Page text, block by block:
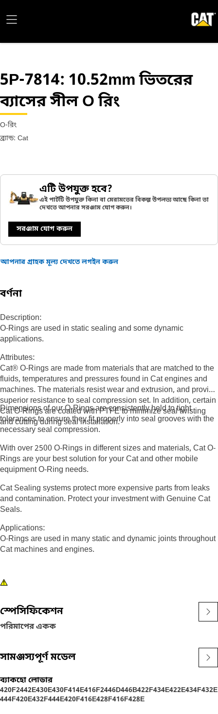
5P-7814: 10.52mm ভিতরের
ব্যাসের সীল O রিং
O-রিং
ব্র্যান্ড: Cat
এটি উপযুক্ত হবে?
এই পার্টটি উপযুক্ত কিনা বা মেরামতের বিকল্প উপলভ্য আছে কিনা তা
দেখতে আপনার সরঞ্জাম যোগ করুন।
সরঞ্জাম যোগ করুন
আপনার গ্রাহক মূল্য দেখতে লগইন করুন
বর্ণনা
Description:
O-Rings are used in static sealing and some dynamic
applications.
Attributes:
Cat® O-Rings are made from materials that are matched to the
fluids, temperatures and pressures found in Cat engines and
machines. The materials resist wear and extrusion, and provide
superior resistance to seal compression set. In addition, certain
Cat O-Rings are coated with PTFE to minimize seal twisting
and cutting during seal installation.
Dimensions of our O-Rings are consistently held to tight
tolerances to ensure they fit properly into seal grooves with the
necessary seal compression.
With over 2500 O-Rings in different sizes and materials, Cat O-
Rings are your best solution for your Cat and other mobile
equipment O-Ring needs.
Cat Sealing systems protect more expensive parts from leaks
and contamination. Protect your investment with Genuine Cat
Seals.
Applications:
O-Rings are used in many static and dynamic joints throughout
Cat machines and engines.
স্পেসিফিকেশন
পরিমাপের একক
সামঞ্জস্যপূর্ণ মডেল
ব্যাকহো লোডার
420F2442E430E430F414E416F2446D446B422F434E422E434F432E
444F420E432F444E420F416E428F416F428E